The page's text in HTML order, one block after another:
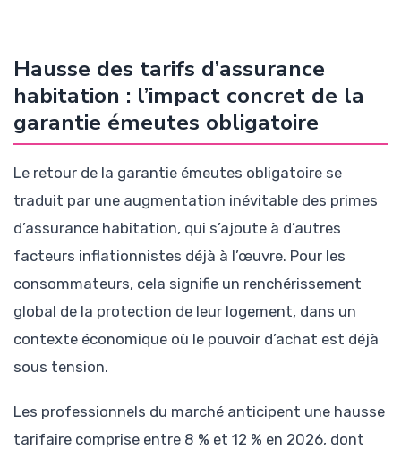
Hausse des tarifs d’assurance
habitation : l’impact concret de la
garantie émeutes obligatoire
Le retour de la garantie émeutes obligatoire se
traduit par une augmentation inévitable des primes
d’assurance habitation, qui s’ajoute à d’autres
facteurs inflationnistes déjà à l’œuvre. Pour les
consommateurs, cela signifie un renchérissement
global de la protection de leur logement, dans un
contexte économique où le pouvoir d’achat est déjà
sous tension.
Les professionnels du marché anticipent une hausse
tarifaire comprise entre 8 % et 12 % en 2026, dont